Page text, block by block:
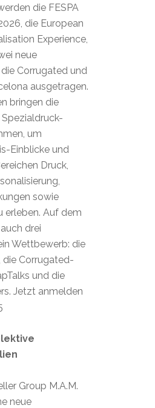
die FESPA
die European
Experience,
neue
Corrugated und
ausgetragen.
bringen die
um
Einblicke und
Druck,
sowie
erleben. Auf dem
drei
Wettbewerb: die
die Corrugated-
und die
Jetzt anmelden
Group M.A.M.
neue